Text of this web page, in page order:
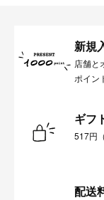
新規
店舗と
ポイン
ギフ
517円
配送